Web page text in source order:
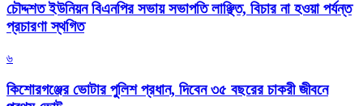
চৌদ্দশত ইউনিয়ন বিএনপির সভায় সভাপতি লাঞ্ছিত, বিচার না হওয়া পর্যন্ত
প্রচারণা স্থগিত
৬
কিশোরগঞ্জের ভোটার পুলিশ প্রধান, দিবেন ৩৫ বছরের চাকরী জীবনে